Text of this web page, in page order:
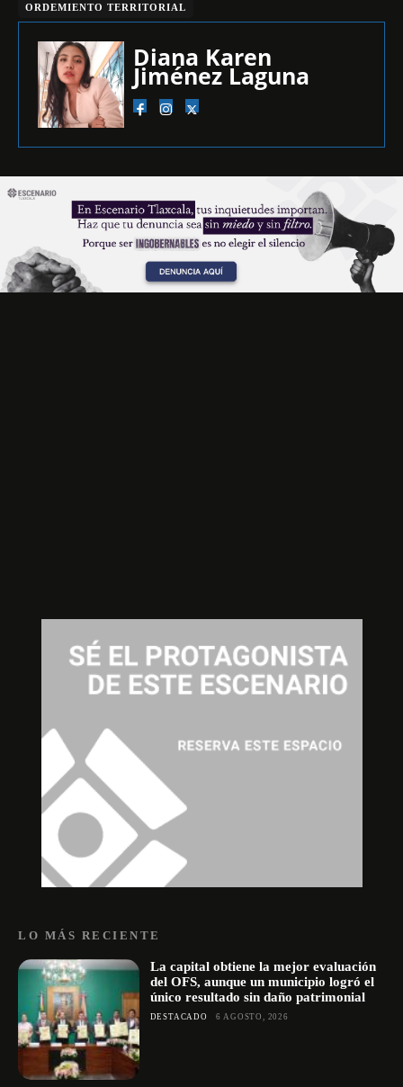
ORDEMIENTO TERRITORIAL
Diana Karen
Jiménez Laguna
LO MÁS RECIENTE
La capital obtiene la mejor evaluación
del OFS, aunque un municipio logró el
único resultado sin daño patrimonial
DESTACADO 6 AGOSTO, 2026